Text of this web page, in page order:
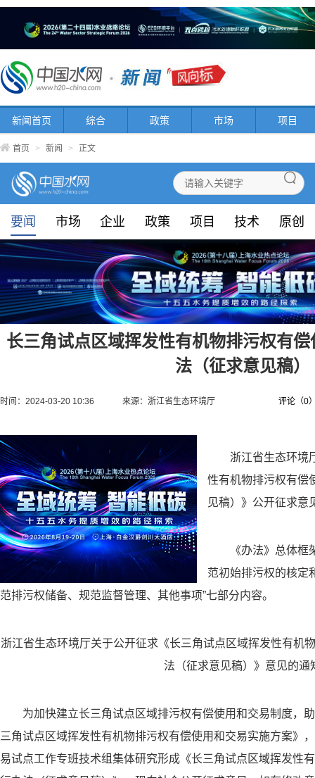
新闻首页 综合 政策 市场 项目
首页 > 新闻 > 正文
要闻 市场 企业 政策 项目 技术 原创
长三角试点区域挥发性有机物排污权有
法（征求意见稿）
时间：2024-03-20 10:36 来源： 浙江省生态环境厅 评论（0
浙江省生态环境
性有机物排污权有偿
见稿）》公开征求意
《办法》总体
范初始排污权的核定
范排污权储备、规范监督管理、其他事项”七部分内容。
浙江省生态环境厅关于公开征求《长三角试点区域挥发性有机
法（征求意见稿）》意见的通
为加快建立长三角试点区域排污权有偿使用和交易制度，
三角试点区域挥发性有机物排污权有偿使用和交易实施方案》
易试点工作专班技术组集体研究形成《长三角试点区域挥发性